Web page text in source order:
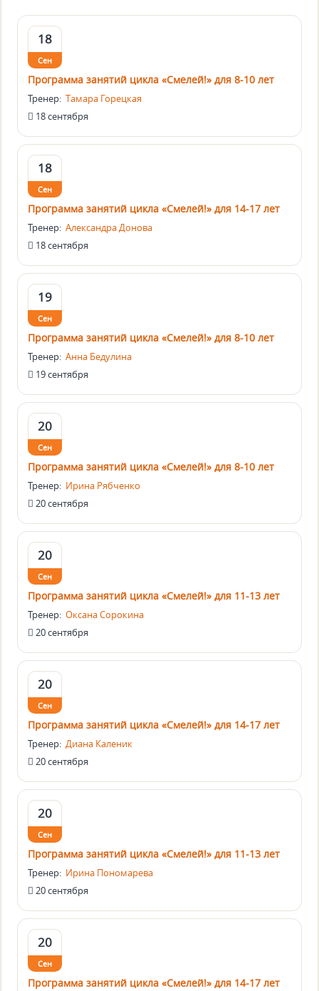
18
Сен
Программа занятий цикла «Смелей!» для 8-10 лет
Тренер: Тамара Горецкая
18 сентября
18
Сен
Программа занятий цикла «Смелей!» для 14-17 лет
Тренер: Александра Донова
18 сентября
19
Сен
Программа занятий цикла «Смелей!» для 8-10 лет
Тренер: Анна Бедулина
19 сентября
20
Сен
Программа занятий цикла «Смелей!» для 8-10 лет
Тренер: Ирина Рябченко
20 сентября
20
Сен
Программа занятий цикла «Смелей!» для 11-13 лет
Тренер: Оксана Сорокина
20 сентября
20
Сен
Программа занятий цикла «Смелей!» для 14-17 лет
Тренер: Диана Каленик
20 сентября
20
Сен
Программа занятий цикла «Смелей!» для 11-13 лет
Тренер: Ирина Пономарева
20 сентября
20
Сен
Программа занятий цикла «Смелей!» для 14-17 лет